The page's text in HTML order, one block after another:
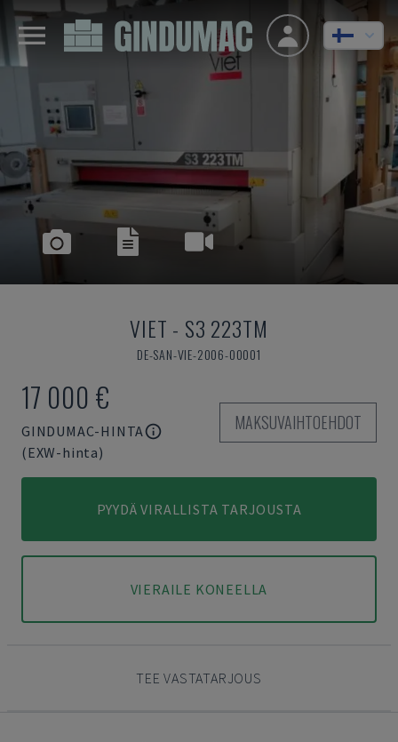
VIET - S3 223TM
DE-SAN-VIE-2006-00001
17 000 €
GINDUMAC-HINTA
(EXW-hinta)
MAKSUVAIHTOEHDOT
PYYDÄ VIRALLISTA TARJOUSTA
VIERAILE KONEELLA
TEE VASTATARJOUS